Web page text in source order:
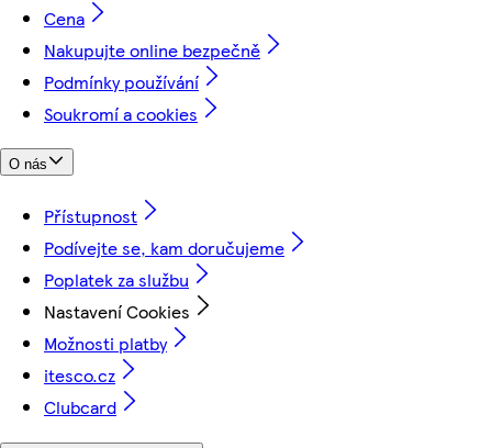
Cena
Nakupujte online bezpečně
Podmínky používání
Soukromí a cookies
O nás
Přístupnost
Podívejte se, kam doručujeme
Poplatek za službu
Nastavení Cookies
Možnosti platby
itesco.cz
Clubcard